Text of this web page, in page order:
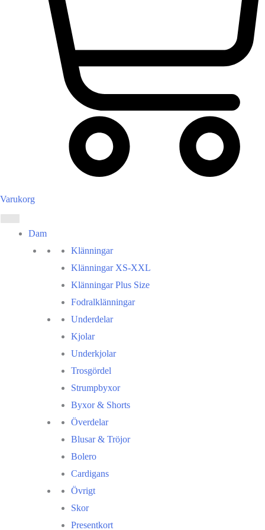
Varukorg
Dam
Klänningar
Klänningar XS-XXL
Klänningar Plus Size
Fodralklänningar
Underdelar
Kjolar
Underkjolar
Trosgördel
Strumpbyxor
Byxor & Shorts
Överdelar
Blusar & Tröjor
Bolero
Cardigans
Övrigt
Skor
Presentkort